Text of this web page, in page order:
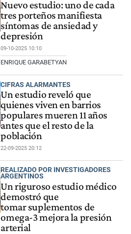
Nuevo estudio: uno de cada
tres porteños manifiesta
síntomas de ansiedad y
depresión
09-10-2025 10:10
ENRIQUE GARABETYAN
CIFRAS ALARMANTES
Un estudio reveló que
quienes viven en barrios
populares mueren 11 años
antes que el resto de la
población
22-09-2025 20:12
REALIZADO POR INVESTIGADORES
ARGENTINOS
Un riguroso estudio médico
demostró que
tomar suplementos de
omega-3 mejora la presión
arterial